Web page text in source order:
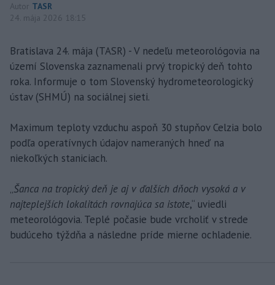
Autor TASR
24. mája 2026 18:15
Bratislava 24. mája (TASR) - V nedeľu meteorológovia na
území Slovenska zaznamenali prvý tropický deň tohto
roka. Informuje o tom Slovenský hydrometeorologický
ústav (SHMÚ) na sociálnej sieti.
Maximum teploty vzduchu aspoň 30 stupňov Celzia bolo
podľa operatívnych údajov nameraných hneď na
niekoľkých staniciach.
„Šanca na tropický deň je aj v ďalších dňoch vysoká a v
najteplejších lokalitách rovnajúca sa istote,“ uviedli
meteorológovia. Teplé počasie bude vrcholiť v strede
budúceho týždňa a následne príde mierne ochladenie.